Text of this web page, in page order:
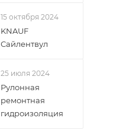
15 октября 2024
KNAUF
Сайлентвул
25 июля 2024
Рулонная
ремонтная
гидроизоляция